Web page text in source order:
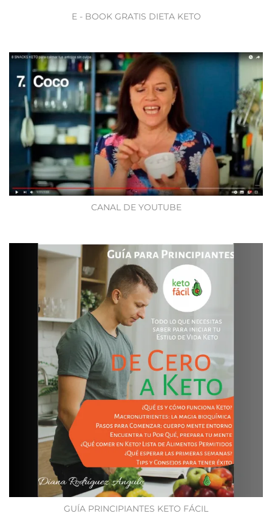
E - BOOK GRATIS DIETA KETO
CANAL DE YOUTUBE
GUÍA PRINCIPIANTES KETO FÁCIL